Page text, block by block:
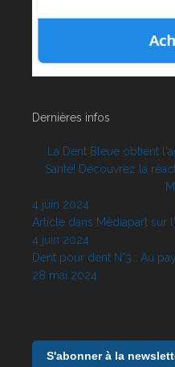
Dernières infos
La Dent Bleue obtient
Santé! Découvrez la
4 juin 2024
Article dans Médiapart sur
4 juin 2024
Dent pour dent N°3 : Au
28 mai 2024
S'abonner à la